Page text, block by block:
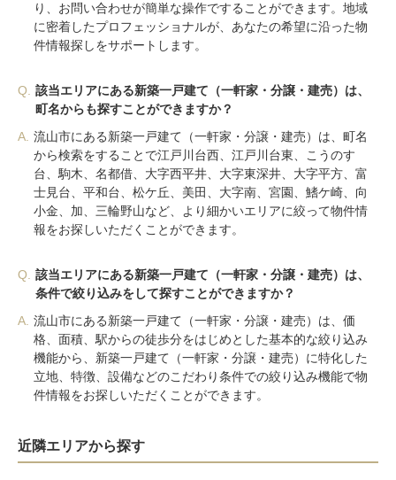
り、お問い合わせが簡単な操作ですることができます。地域
に密着したプロフェッショナルが、あなたの希望に沿った物
件情報探しをサポートします。
Q.
該当エリアにある新築一戸建て（一軒家・分譲・建売）は、
町名からも探すことができますか？
A. 流山市にある新築一戸建て（一軒家・分譲・建売）は、町名
から検索をすることで江戸川台西、江戸川台東、こうのす
台、駒木、名都借、大字西平井、大字東深井、大字平方、富
士見台、平和台、松ケ丘、美田、大字南、宮園、鰭ケ崎、向
小金、加、三輪野山など、より細かいエリアに絞って物件情
報をお探しいただくことができます。
Q.
該当エリアにある新築一戸建て（一軒家・分譲・建売）は、
条件で絞り込みをして探すことができますか？
A. 流山市にある新築一戸建て（一軒家・分譲・建売）は、価
格、面積、駅からの徒歩分をはじめとした基本的な絞り込み
機能から、新築一戸建て（一軒家・分譲・建売）に特化した
立地、特徴、設備などのこだわり条件での絞り込み機能で物
件情報をお探しいただくことができます。
近隣エリアから探す